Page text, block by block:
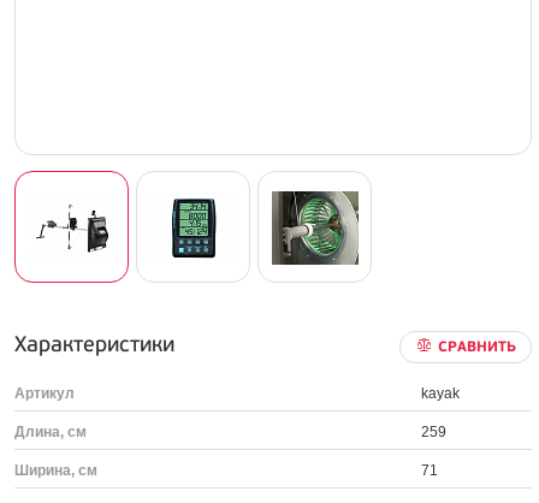
Характеристики СРАВНИТЬ
Артикул kayak
Длина, см 259
Ширина, см 71